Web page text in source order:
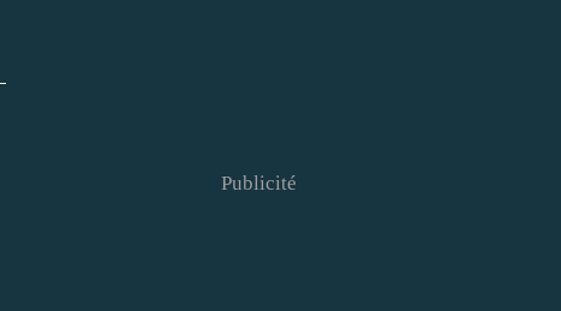
Publicité